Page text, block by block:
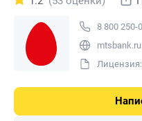
8 800 250-
mtsbank.ru